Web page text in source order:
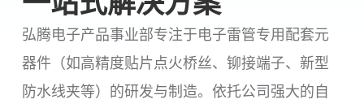
弘腾电子产品事业部专注于电子雷管专用配套元
器件（如高精度贴片点火桥丝、铆接端子、新型
防水线夹等）的研发与制造。依托公司强大的自